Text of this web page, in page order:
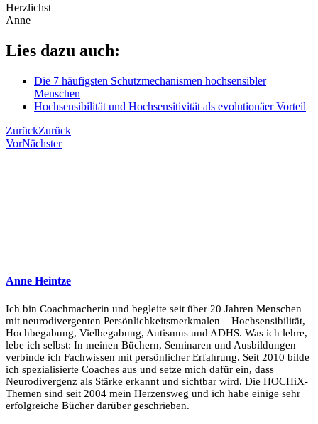
Herzlichst
Anne
Lies dazu auch:
Die 7 häufigsten Schutzmechanismen hochsensibler
Menschen
Hochsensibilität und Hochsensitivität als evolutionäer Vorteil
ZurückZurück
VorNächster
Anne Heintze
Ich bin Coachmacherin und begleite seit über 20 Jahren Menschen
mit neurodivergenten Persönlichkeitsmerkmalen – Hochsensibilität,
Hochbegabung, Vielbegabung, Autismus und ADHS. Was ich lehre,
lebe ich selbst: In meinen Büchern, Seminaren und Ausbildungen
verbinde ich Fachwissen mit persönlicher Erfahrung. Seit 2010 bilde
ich spezialisierte Coaches aus und setze mich dafür ein, dass
Neurodivergenz als Stärke erkannt und sichtbar wird. Die HOCHiX-
Themen sind seit 2004 mein Herzensweg und ich habe einige sehr
erfolgreiche Bücher darüber geschrieben.